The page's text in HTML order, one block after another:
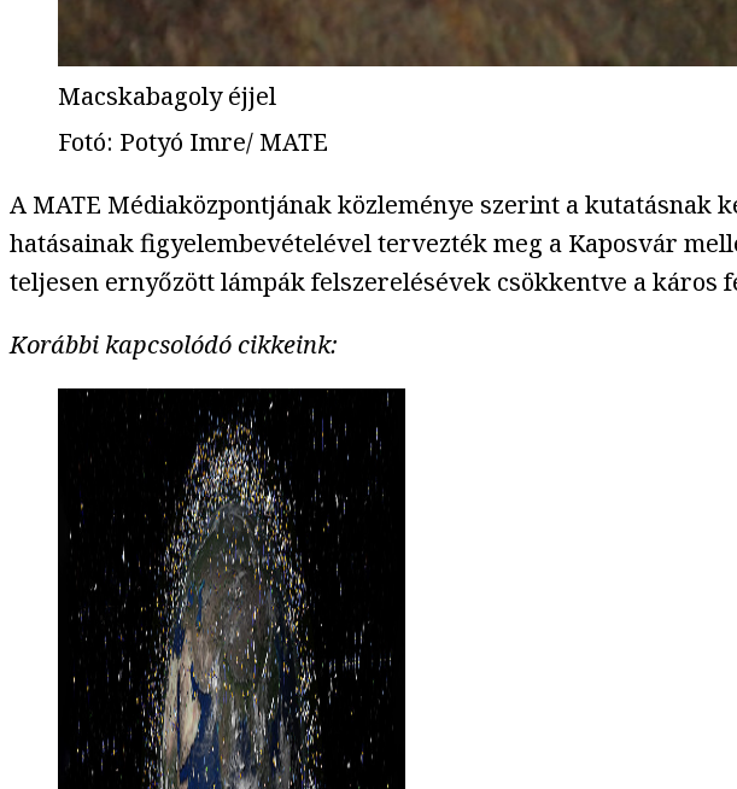
Macskabagoly éjjel
Fotó: Potyó Imre/ MATE
A MATE Médiaközpontjának közleménye szerint a kutatásnak
hatásainak figyelembevételével tervezték meg a Kaposvár
teljesen ernyőzött lámpák felszerelésévek csökkentve a káros
Korábbi kapcsolódó cikkeink: